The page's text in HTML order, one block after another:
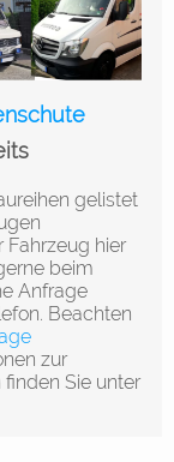
gelistet
hier
beim
Anfrage
Beachten
zur
Sie unter